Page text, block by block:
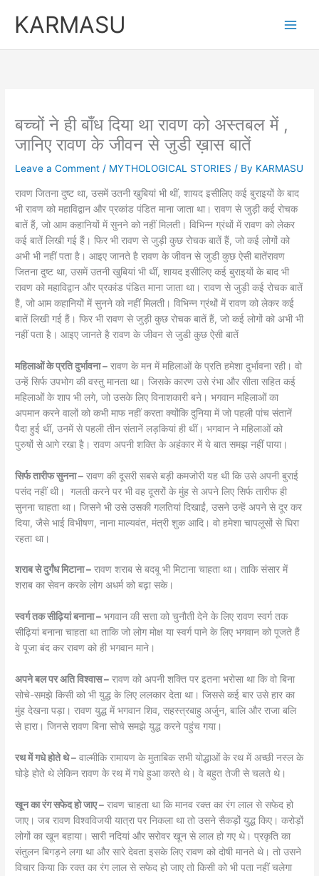
KARMASU
बच्चों ने ही बाँध दिया था रावण को अस्तबल में ,
जानिए रावण के जीवन से जुडी ख़ास बातें
Leave a Comment / MYTHOLOGICAL STORIES / By KARMASU
रावण जितना दुष्ट था, उसमें उतनी खुबियां भी थीं, शायद इसीलिए कई बुराइयों के बाद
भी रावण को महाविद्वान और प्रकांड पंडित माना जाता था। रावण से जुड़ी कई रोचक
बातें हैं, जो आम कहानियों में सुनने को नहीं मिलती। विभिन्न ग्रंथों में रावण को लेकर
कई बातें लिखी गई हैं। फिर भी रावण से जुड़ी कुछ रोचक बातें हैं, जो कई लोगों को
अभी भी नहीं पता है। आइए जानते है रावण के जीवन से जुडी कुछ ऐसी बातेंरावण
जितना दुष्ट था, उसमें उतनी खुबियां भी थीं, शायद इसीलिए कई बुराइयों के बाद भी
रावण को महाविद्वान और प्रकांड पंडित माना जाता था। रावण से जुड़ी कई रोचक बातें
हैं, जो आम कहानियों में सुनने को नहीं मिलती। विभिन्न ग्रंथों में रावण को लेकर कई
बातें लिखी गई हैं। फिर भी रावण से जुड़ी कुछ रोचक बातें हैं, जो कई लोगों को अभी भी
नहीं पता है। आइए जानते है रावण के जीवन से जुडी कुछ ऐसी बातें
महिलाओं के प्रति दुर्भावना – रावण के मन में महिलाओं के प्रति हमेशा दुर्भावना रही। वो
उन्हें सिर्फ उपभोग की वस्तु मानता था। जिसके कारण उसे रंभा और सीता सहित कई
महिलाओं के शाप भी लगे, जो उसके लिए विनाशकारी बने। भगवान महिलाओं का
अपमान करने वालों को कभी माफ नहीं करता क्योंकि दुनिया में जो पहली पांच संतानें
पैदा हुई थीं, उनमें से पहली तीन संतानें लड़कियां ही थीं। भगवान ने महिलाओं को
पुरुषों से आगे रखा है। रावण अपनी शक्ति के अहंकार में ये बात समझ नहीं पाया।
सिर्फ तारीफ सुनना – रावण की दूसरी सबसे बड़ी कमजोरी यह थी कि उसे अपनी बुराई
पसंद नहीं थी। गलती करने पर भी वह दूसरों के मुंह से अपने लिए सिर्फ तारीफ ही
सुनना चाहता था। जिसने भी उसे उसकी गलतियां दिखाईं, उसने उन्हें अपने से दूर कर
दिया, जैसे भाई विभीषण, नाना माल्यवंत, मंत्री शुक आदि। वो हमेशा चापलूसों से घिरा
रहता था।
शराब से दुर्गंध मिटाना – रावण शराब से बदबू भी मिटाना चाहता था। ताकि संसार में
शराब का सेवन करके लोग अधर्म को बढ़ा सके।
स्वर्ग तक सीढ़ियां बनाना – भगवान की सत्ता को चुनौती देने के लिए रावण स्वर्ग तक
सीढ़ियां बनाना चाहता था ताकि जो लोग मोक्ष या स्वर्ग पाने के लिए भगवान को पूजते हैं
वे पूजा बंद कर रावण को ही भगवान माने।
अपने बल पर अति विश्वास – रावण को अपनी शक्ति पर इतना भरोसा था कि वो बिना
सोचे-समझे किसी को भी युद्ध के लिए ललकार देता था। जिससे कई बार उसे हार का
मुंह देखना पड़ा। रावण युद्ध में भगवान शिव, सहस्त्रबाहु अर्जुन, बालि और राजा बलि
से हारा। जिनसे रावण बिना सोचे समझे युद्ध करने पहुंच गया।
रथ में गधे होते थे – वाल्मीकि रामायण के मुताबिक सभी योद्धाओं के रथ में अच्छी नस्ल के
घोड़े होते थे लेकिन रावण के रथ में गधे हुआ करते थे। वे बहुत तेजी से चलते थे।
खून का रंग सफेद हो जाए – रावण चाहता था कि मानव रक्त का रंग लाल से सफेद हो
जाए। जब रावण विश्वविजयी यात्रा पर निकला था तो उसने सैकड़ों युद्ध किए। करोड़ों
लोगों का खून बहाया। सारी नदियां और सरोवर खून से लाल हो गए थे। प्रकृति का
संतुलन बिगड़ने लगा था और सारे देवता इसके लिए रावण को दोषी मानते थे। तो उसने
विचार किया कि रक्त का रंग लाल से सफेद हो जाए तो किसी को भी पता नहीं चलेगा